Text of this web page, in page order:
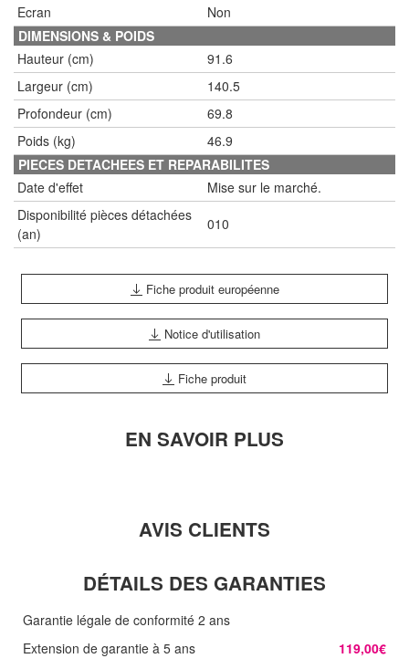
Ecran
Non
DIMENSIONS & POIDS
Hauteur (cm)
91.6
Largeur (cm)
140.5
Profondeur (cm)
69.8
Poids (kg)
46.9
PIECES DETACHEES ET REPARABILITES
Date d'effet
Mise sur le marché.
Disponibilité pièces détachées
(an)
010
Fiche produit européenne
Notice d'utilisation
Fiche produit
EN SAVOIR PLUS
AVIS CLIENTS
DÉTAILS DES GARANTIES
Garantie légale de conformité 2 ans
Extension de garantie à 5 ans
119,00€